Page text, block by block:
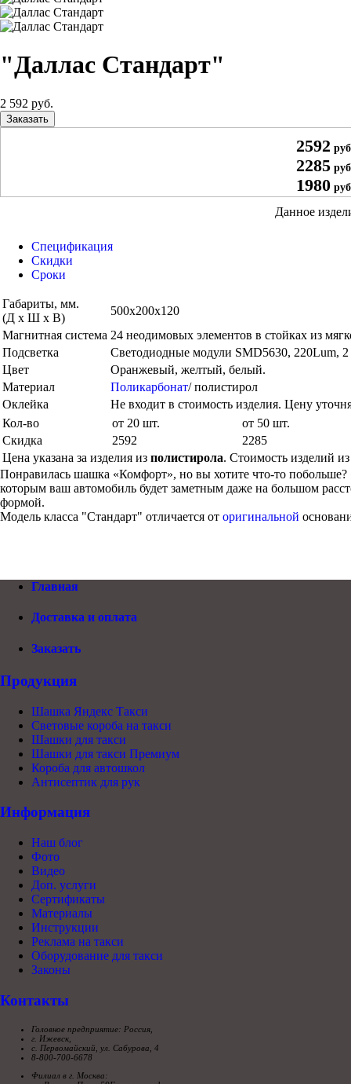
"Даллас Стандарт"
2 592 руб.
Заказать
2592
2285
1980
Данное
Спецификация
Скидки
Сроки
Габариты, мм.
(Д х Ш х В)
500х200х120
Магнитная система 24 неодимовых элементов в стойках из
Подсветка
Светодиодные модули SMD5630, 220Lum,
Цвет
Оранжевый, желтый, белый.
Материал
Поликарбонат/ полистирол
Оклейка
Не входит в стоимость изделия. Цену
Кол-во
от 20 шт.
от 50 шт.
Скидка
2592
2285
Цена указана за изделия из полистирола. Стоимость изделий
Понравилась шашка «Комфорт», но вы хотите что-то побольше?
которым ваш автомобиль будет заметным даже на большом
формой.
Модель класса "Стандарт" отличается от оригинальной
Главная
Доставка и оплата
Заказать
Продукция
Шашка Яндекс Такси
Световые короба на такси
Шашки для такси
Шашки для такси Премиум
Короба для автошкол
Антисептик для рук
Информация
Наш блог
Фото
Видео
Доп. услуги
Сертификаты
Материалы
Инструкции
Реклама на такси
Оборудование для такси
Законы
Контакты
Головное предприятие: Россия,
г. Ижевск,
с. Первомайский, ул. Сабурова, 4
8-800-700-6678
Филиал в г. Москва: